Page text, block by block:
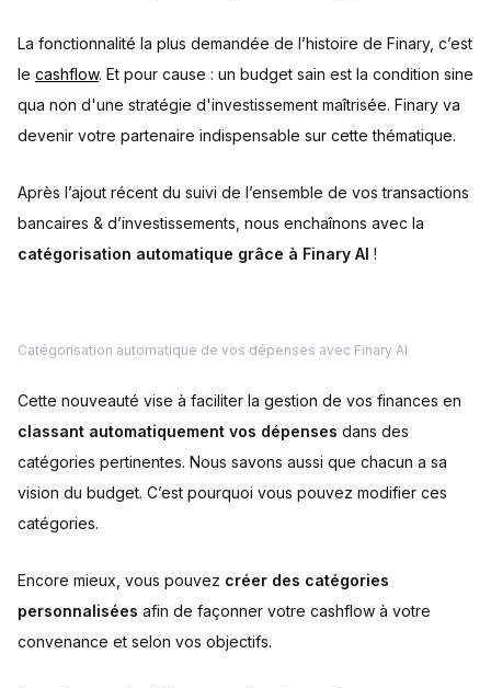
La fonctionnalité la plus demandée de l’histoire de Finary, c’est
le cashflow. Et pour cause : un budget sain est la condition sine
qua non d'une stratégie d'investissement maîtrisée. Finary va
devenir votre partenaire indispensable sur cette thématique.
Après l’ajout récent du suivi de l’ensemble de vos transactions
bancaires & d’investissements, nous enchaînons avec la
catégorisation automatique grâce à Finary AI !
Catégorisation automatique de vos dépenses avec Finary AI
Cette nouveauté vise à faciliter la gestion de vos finances en
classant automatiquement vos dépenses dans des
catégories pertinentes. Nous savons aussi que chacun a sa
vision du budget. C’est pourquoi vous pouvez modifier ces
catégories.
Encore mieux, vous pouvez créer des catégories
personnalisées afin de façonner votre cashflow à votre
convenance et selon vos objectifs.